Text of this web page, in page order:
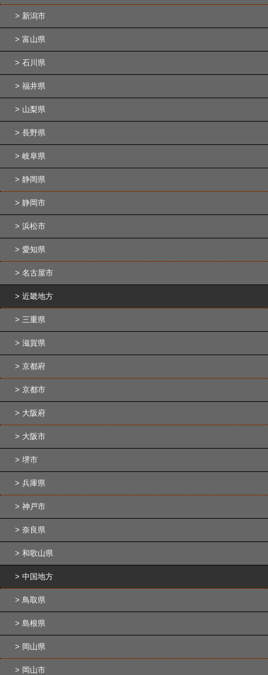
新潟市
富山県
石川県
福井県
山梨県
長野県
岐阜県
静岡県
静岡市
浜松市
愛知県
名古屋市
近畿地方
三重県
滋賀県
京都府
京都市
大阪府
大阪市
堺市
兵庫県
神戸市
奈良県
和歌山県
中国地方
鳥取県
島根県
岡山県
岡山市